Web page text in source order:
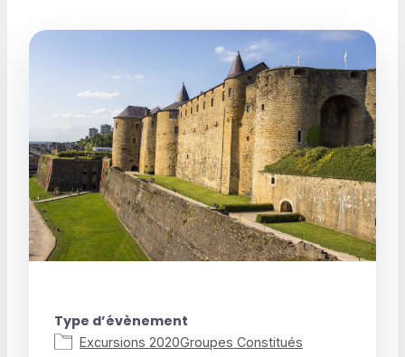
Type d’évènement
Excursions 2020Groupes Constitués